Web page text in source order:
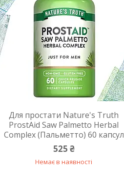
Для простати Nature's Truth
ProstAid Saw Palmetto Herbal
Complex (Пальметто) 60 капсул
525 ₴
Немає в наявності